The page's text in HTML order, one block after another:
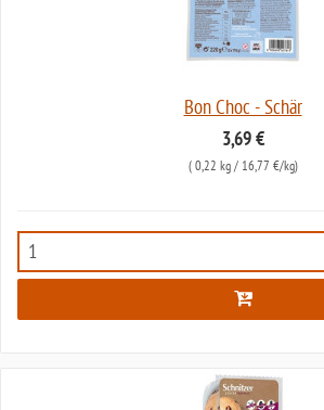
Bon Choc - Schär
3,69 €
( 0,22 kg/ 16,77 €/kg)